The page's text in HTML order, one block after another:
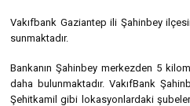
Vakıfbank Gaziantep ili Şahinbey
sunmaktadır.
Bankanın Şahinbey merkezden 5
daha bulunmaktadır. VakıfBank
Şehitkamil gibi lokasyonlardaki